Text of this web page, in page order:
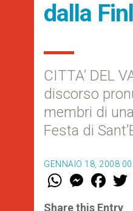
dalla
CITTA’ DEL
discorso
membri di
Festa di
GENNAIO 18, 2008
W
t
M
e
s
F
a
e
Share this Entry